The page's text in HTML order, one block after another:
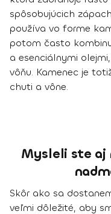
spôsobujúcich
používa vo forme
potom často
a esenciálnymi olejmi
vôňu. Kamenec je
chuti a vône.
Mysleli ste
Skôr ako sa
veľmi dôležité, aby